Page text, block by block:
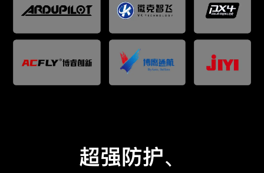
超强防护、